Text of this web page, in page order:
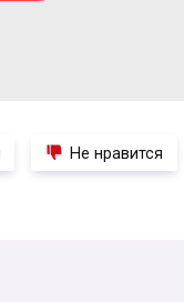
Не нравится